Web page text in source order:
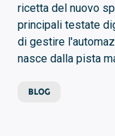
ricetta del nuovo
principali testate
di gestire
nasce dalla pista
BLOG